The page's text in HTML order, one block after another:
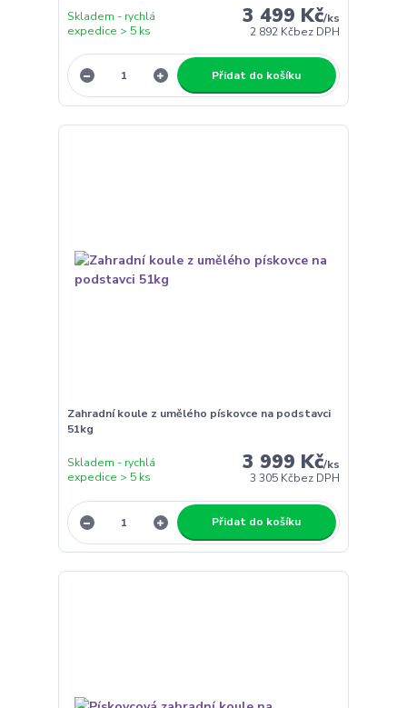
3 499 Kč/ks
2 892 Kčbez DPH
Skladem - rychlá
expedice > 5 ks
Přidat do košíku
Zahradní koule z umělého pískovce na podstavci
51kg
3 999 Kč/ks
3 305 Kčbez DPH
Skladem - rychlá
expedice > 5 ks
Přidat do košíku